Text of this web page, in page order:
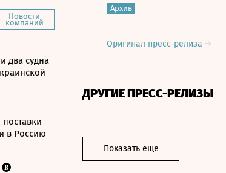
Новости
компаний
два судна
в Россию
Архив
Оригинал пресс-релиза
ДРУГИЕ ПРЕСС-РЕЛИЗЫ
Показать еще